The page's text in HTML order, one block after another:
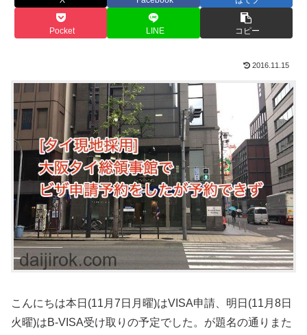
Pocket LINE コピー
2016.11.15
こんにちは本日(11月7日月曜)はVISA申請、明日(11月8日
火曜)はB-VISA受け取りの予定でした。が題名の通りまた